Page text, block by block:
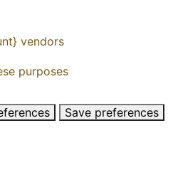
vendors
purposes
Save preferences